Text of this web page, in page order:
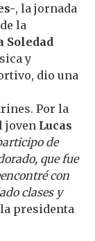
, la jornada
la
Soledad
y
dio una
Por la
joven Lucas
de
que fue
con
clases y
presidenta